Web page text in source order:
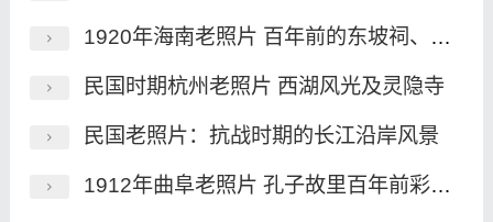
1920年海南老照片 百年前的东坡祠、昌明塔、海瑞墓
民国时期杭州老照片 西湖风光及灵隐寺
民国老照片：抗战时期的长江沿岸风景
1912年曲阜老照片 孔子故里百年前彩色影像（上）